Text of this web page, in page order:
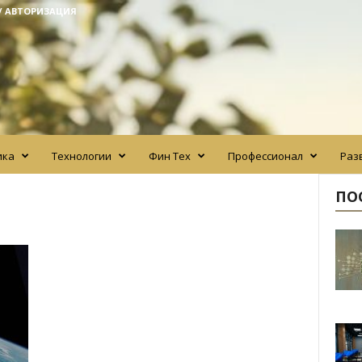
АВТОРИЗАЦИЯ
Технологии Фин Тех Профессионал